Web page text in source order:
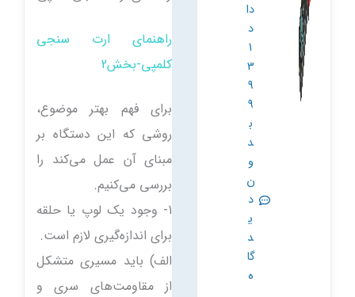
دا
د
1
3
9
9
ب
د
و
ن
د
ی
د
گا
ه
راهنمای ارت سنجی
کلمپی-بخش2
برای فهم بهتر موضوع،
روشی که این دستگاه بر
مبنای آن عمل می‌کند را
بررسی می‌کنیم.
1- وجود یک لوپ یا حلقه
برای اندازه‌گیری لازم است.
الف) باید مسیری متشکل
از مقاومت‌های سری و